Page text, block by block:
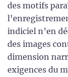
des motifs
indiciel n’en
des images
dimension
exigences du